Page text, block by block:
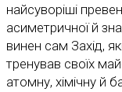
найсуворіші
асиметричної й
винен сам Захід,
тренував своїх
атомну, хімічну й